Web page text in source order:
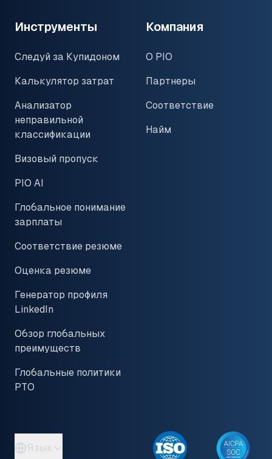
Инструменты
Следуй за Купидоном
Калькулятор затрат
Анализатор
неправильной
классификации
Визовый пропуск
PIO AI
Глобальное понимание
зарплаты
Соответствие резюме
Оценка резюме
Генератор профиля
LinkedIn
Обзор глобальных
преимуществ
Глобальные политики
PTO
Компания
О PIO
Партнеры
Соответствие
Найм
Язык